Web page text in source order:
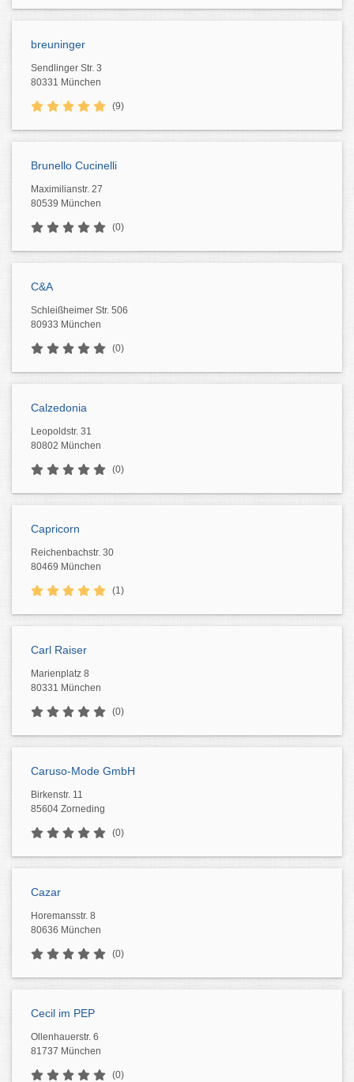
breuninger
Sendlinger Str. 3
80331 München
(9)
Brunello Cucinelli
Maximilianstr. 27
80539 München
(0)
C&A
Schleißheimer Str. 506
80933 München
(0)
Calzedonia
Leopoldstr. 31
80802 München
(0)
Capricorn
Reichenbachstr. 30
80469 München
(1)
Carl Raiser
Marienplatz 8
80331 München
(0)
Caruso-Mode GmbH
Birkenstr. 11
85604 Zorneding
(0)
Cazar
Horemansstr. 8
80636 München
(0)
Cecil im PEP
Ollenhauerstr. 6
81737 München
(0)